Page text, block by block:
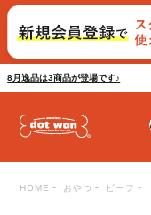
8月逸品は3商品が登場です♪
HOME おやつ ビーフ